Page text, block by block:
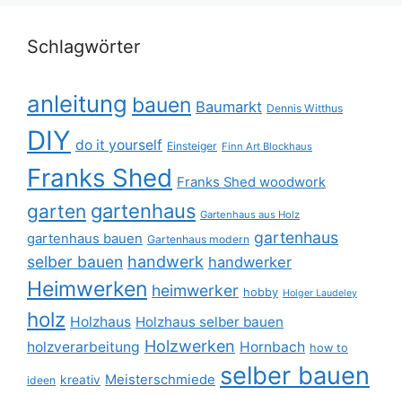
Schlagwörter
anleitung bauen Baumarkt Dennis Witthus
DIY do it yourself Einsteiger Finn Art Blockhaus
Franks Shed Franks Shed woodwork
garten gartenhaus Gartenhaus aus Holz
gartenhaus bauen Gartenhaus modern gartenhaus
selber bauen handwerk handwerker
Heimwerken heimwerker hobby Holger Laudeley
holz Holzhaus Holzhaus selber bauen
holzverarbeitung Holzwerken Hornbach how to
ideen kreativ Meisterschmiede selber bauen